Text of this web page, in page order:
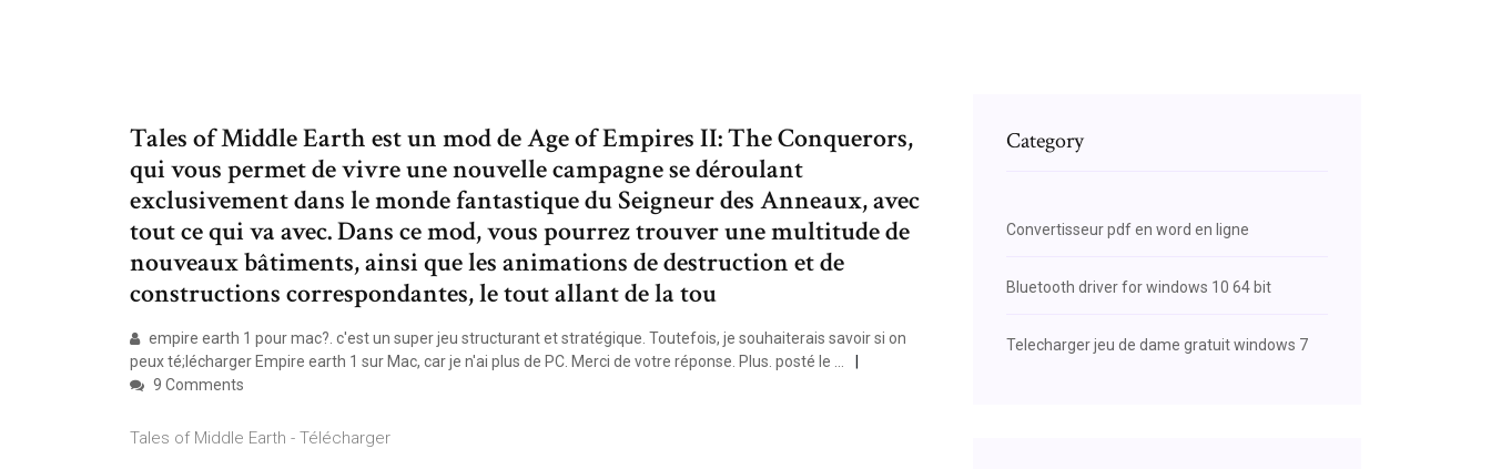
Tales of Middle Earth est un mod de Age of Empires II: The Conquerors,
qui vous permet de vivre une nouvelle campagne se déroulant
exclusivement dans le monde fantastique du Seigneur des Anneaux, avec
tout ce qui va avec. Dans ce mod, vous pourrez trouver une multitude de
nouveaux bâtiments, ainsi que les animations de destruction et de
constructions correspondantes, le tout allant de la tou
empire earth 1 pour mac?. c'est un super jeu structurant et stratégique. Toutefois, je souhaiterais savoir si on
peux té;lécharger Empire earth 1 sur Mac, car je n'ai plus de PC. Merci de votre réponse. Plus. posté le …
9 Comments
Tales of Middle Earth - Télécharger
Category
Convertisseur pdf en word en ligne
Bluetooth driver for windows 10 64 bit
Telecharger jeu de dame gratuit windows 7